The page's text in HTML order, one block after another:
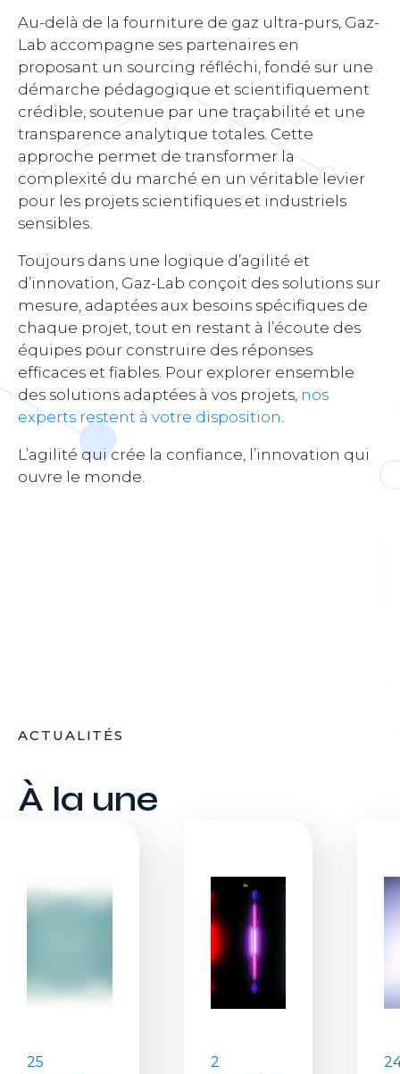
Au-delà de la fourniture de gaz ultra-purs, Gaz-
Lab accompagne ses partenaires en
proposant un sourcing réfléchi, fondé sur une
démarche pédagogique et scientifiquement
crédible, soutenue par une traçabilité et une
transparence analytique totales. Cette
approche permet de transformer la
complexité du marché en un véritable levier
pour les projets scientifiques et industriels
sensibles.
Toujours dans une logique d’agilité et
d’innovation, Gaz-Lab conçoit des solutions sur
mesure, adaptées aux besoins spécifiques de
chaque projet, tout en restant à l’écoute des
équipes pour construire des réponses
efficaces et fiables. Pour explorer ensemble
des solutions adaptées à vos projets, nos
experts restent à votre disposition
L’agilité qui crée la confiance, l’innovation qui
ouvre le monde.
ACTUALITÉS
À la une
25
2